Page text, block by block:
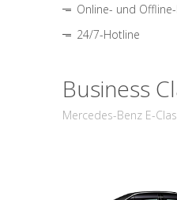
Online- und
24/7-Hotline
Business
Mercedes-Benz E-